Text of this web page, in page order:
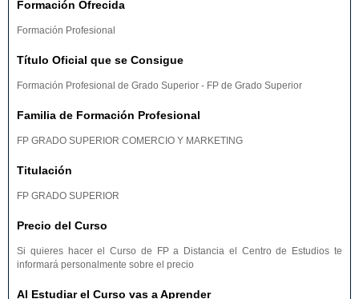
Formación Ofrecida
Formación Profesional
Título Oficial que se Consigue
Formación Profesional de Grado Superior - FP de Grado Superior
Familia de Formación Profesional
FP GRADO SUPERIOR COMERCIO Y MARKETING
Titulación
FP GRADO SUPERIOR
Precio del Curso
Si quieres hacer el Curso de FP a Distancia el Centro de Estudios te
informará personalmente sobre el precio
Al Estudiar el Curso vas a Aprender